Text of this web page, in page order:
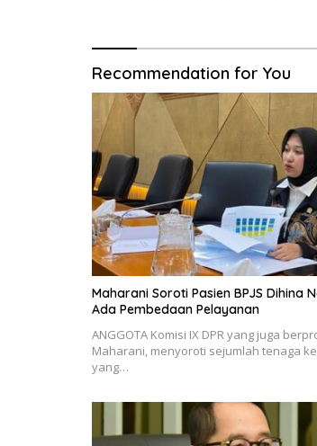
Recommendation for You
Maharani Soroti Pasien BPJS Dihina
Ada Pembedaan Pelayanan
ANGGOTA Komisi IX DPR yang juga
Maharani, menyoroti sejumlah tenaga
yang…